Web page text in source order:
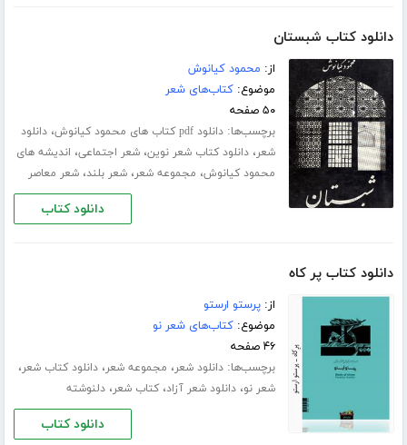
دانلود کتاب شبستان
از: محمود کیانوش
موضوع:کتاب‌های شعر
۵۰ صفحه
برچسب‌ها:دانلود pdf کتاب های محمود کیانوش ،دانلود
شعر،دانلود کتاب شعر نوین،شعر اجتماعی، اندیشه های
محمود کیانوش، مجموعه شعر،شعر بلند،شعر معاصر
دانلود کتاب
دانلود کتاب پر کاه
از:پرستو ارستو
موضوع:کتاب‌های شعر نو
۴۶ صفحه
برچسب‌ها:دانلود شعر، مجموعه شعر،دانلود کتاب شعر،
شعر نو،دانلود شعر آزاد،کتاب شعر،دلنوشته
دانلود کتاب